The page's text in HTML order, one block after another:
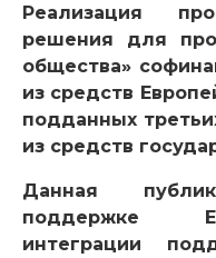
Реализация
решения для
общества»
из средств
подданных
из средств
Данная
поддержке
интеграции